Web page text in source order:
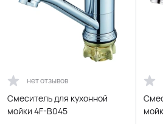
нет отзывов
Смеситель для кухонной
мойки 4F-B045